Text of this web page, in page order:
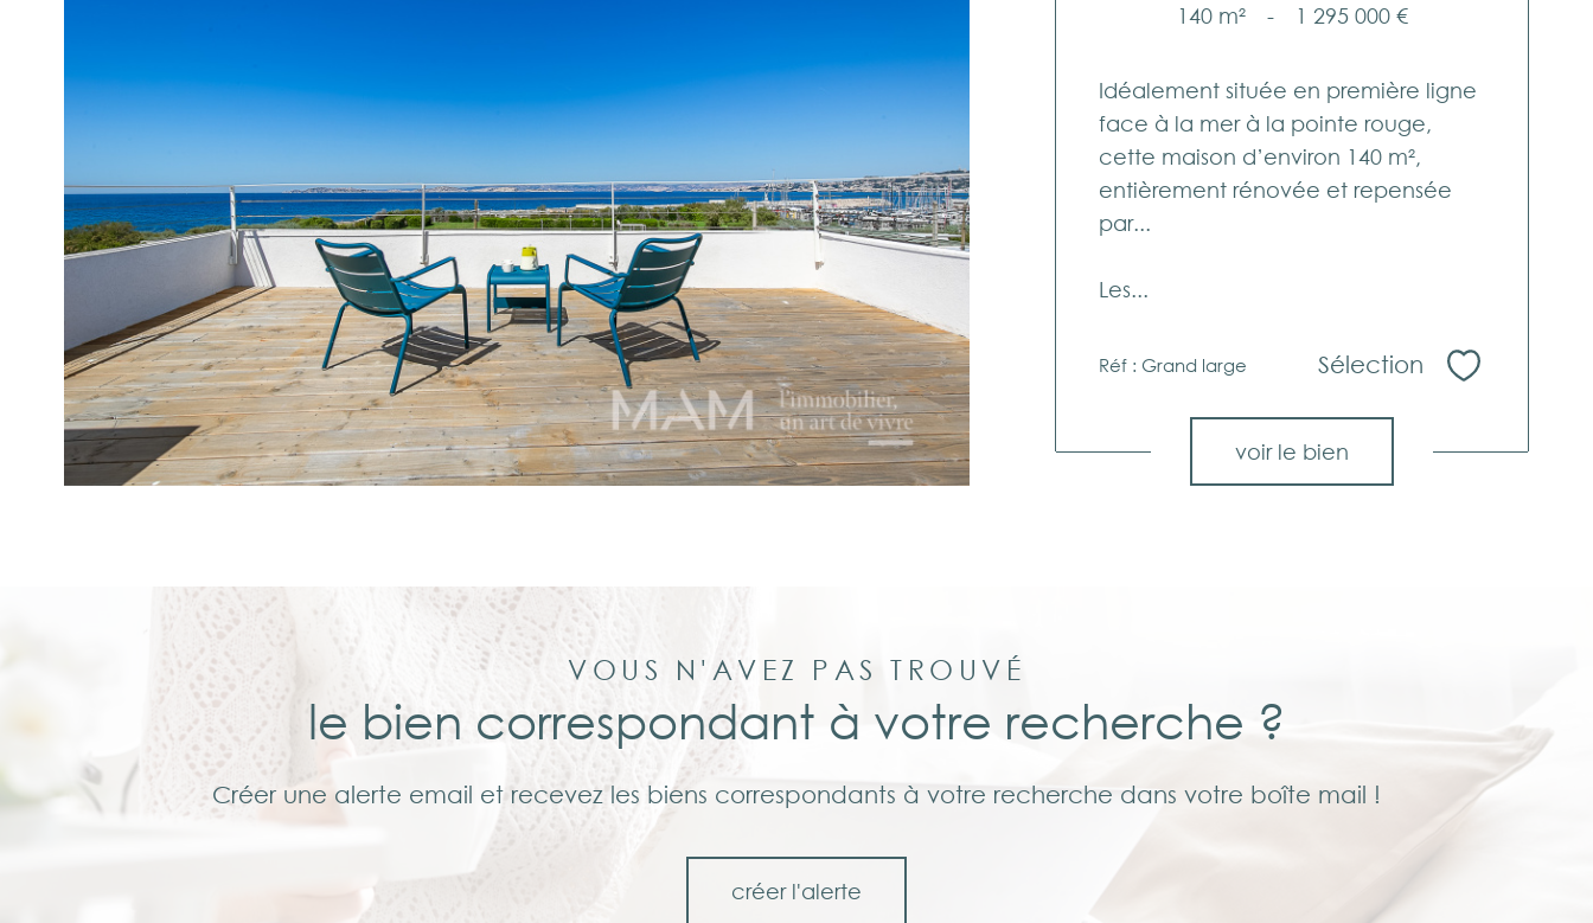
140 m² - 1 295 000 €
Idéalement située en première ligne
face à la mer à la pointe rouge,
cette maison d’environ 140 m²,
entièrement rénovée et repensée
par...
Les...
Réf : Grand large Sélection
voir le bien
VOUS N'AVEZ PAS TROUVÉ
le bien correspondant à votre recherche ?
Créer une alerte email et recevez les biens correspondants à votre recherche dans votre boîte mail !
créer l'alerte